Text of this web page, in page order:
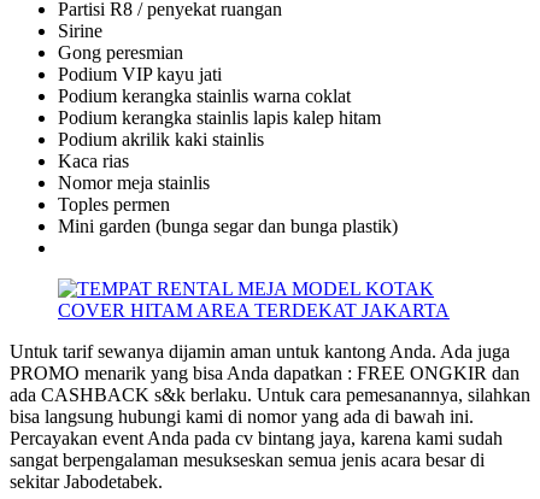
Partisi R8 / penyekat ruangan
Sirine
Gong peresmian
Podium VIP kayu jati
Podium kerangka stainlis warna coklat
Podium kerangka stainlis lapis kalep hitam
Podium akrilik kaki stainlis
Kaca rias
Nomor meja stainlis
Toples permen
Mini garden (bunga segar dan bunga plastik)
Untuk tarif sewanya dijamin aman untuk kantong Anda. Ada juga
PROMO menarik yang bisa Anda dapatkan : FREE ONGKIR dan
ada CASHBACK s&k berlaku. Untuk cara pemesanannya, silahkan
bisa langsung hubungi kami di nomor yang ada di bawah ini.
Percayakan event Anda pada cv bintang jaya, karena kami sudah
sangat berpengalaman mesukseskan semua jenis acara besar di
sekitar Jabodetabek.